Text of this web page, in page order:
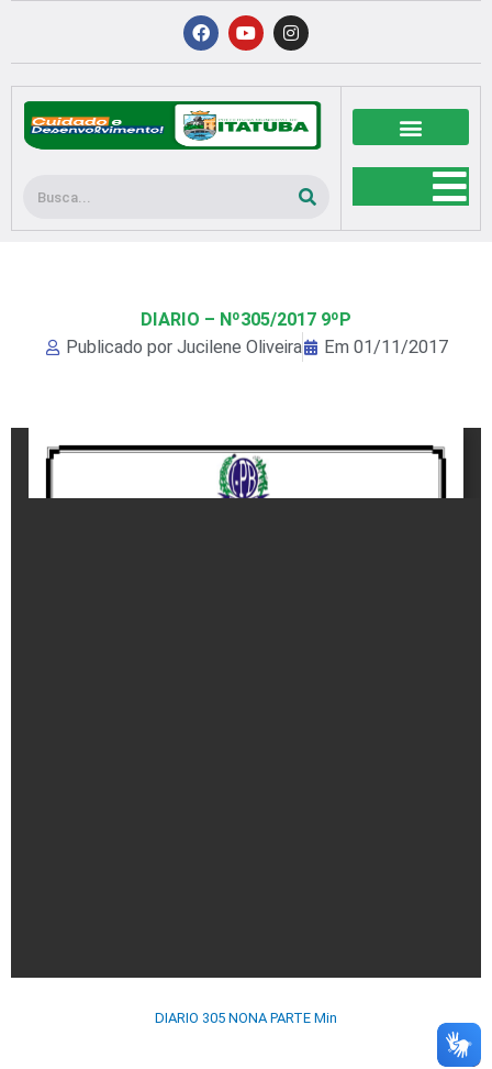
conteúdo
F
a
c
b
o
o
k
Y
o
u
u
b
e
I
n
s
a
g
r
a
Pesquisar
DIARIO – Nº305/2017 9ºP
Publicado por Jucilene Oliveira Em 01/11/2017
DIARIO 305 NONA PARTE Min